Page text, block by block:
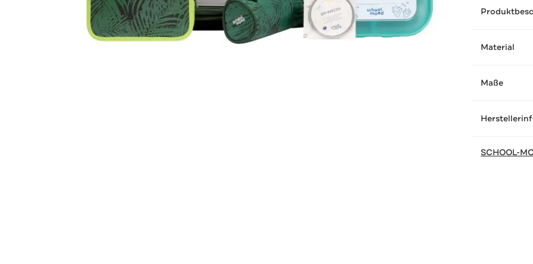
Material
Maße
SCHOOL-